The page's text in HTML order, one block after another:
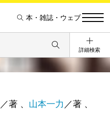
本・雑誌・ウェブ
詳細検索
／著 、 山本一力 ／著 、